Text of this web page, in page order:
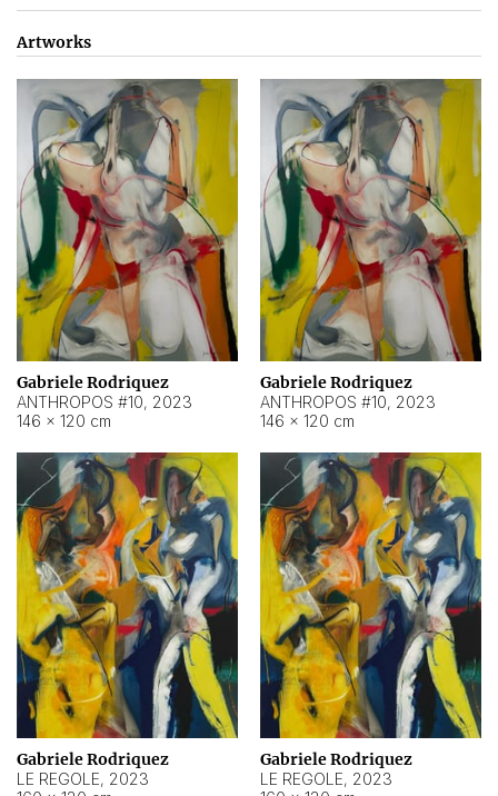
Artworks
Gabriele Rodriquez
ANTHROPOS #10, 2023
146 × 120 cm
Gabriele Rodriquez
ANTHROPOS #10, 2023
146 × 120 cm
Gabriele Rodriquez
LE REGOLE, 2023
Gabriele Rodriquez
LE REGOLE, 2023